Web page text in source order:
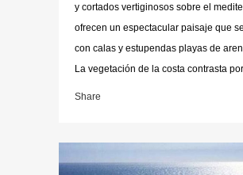
y cortados vertiginosos sobre el
ofrecen un espectacular paisaje que
con calas y estupendas playas de
La vegetación de la costa contrasta
Share